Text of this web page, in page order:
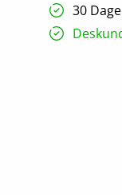
150cm
|
Incl.
30